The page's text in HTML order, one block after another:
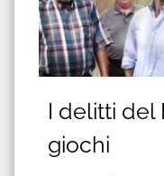
I delitti del
giochi